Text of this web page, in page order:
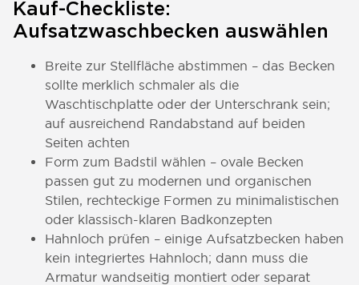
Kauf-Checkliste:
Aufsatzwaschbecken auswählen
Breite zur Stellfläche abstimmen – das Becken
sollte merklich schmaler als die
Waschtischplatte oder der Unterschrank sein;
auf ausreichend Randabstand auf beiden
Seiten achten
Form zum Badstil wählen – ovale Becken
passen gut zu modernen und organischen
Stilen, rechteckige Formen zu minimalistischen
oder klassisch-klaren Badkonzepten
Hahnloch prüfen – einige Aufsatzbecken haben
kein integriertes Hahnloch; dann muss die
Armatur wandseitig montiert oder separat